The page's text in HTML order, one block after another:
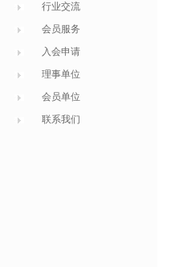
行业交流
会员服务
入会申请
理事单位
会员单位
联系我们